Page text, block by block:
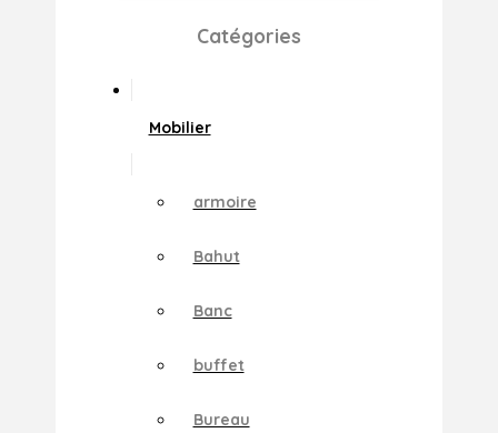
Catégories
Mobilier
armoire
Bahut
Banc
buffet
Bureau